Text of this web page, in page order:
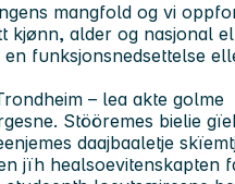
mangfold og vi
kjønn, alder og nasjonal
funksjonsnedsettelse
– lea akte golme
Stööremes bielie
daajbaaletje
jïh healsoevitenskapten